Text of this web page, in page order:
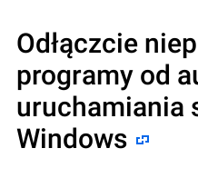
Odłączcie
programy od
uruchamiania
Windows